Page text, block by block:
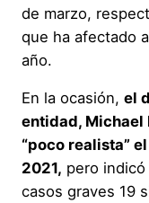
de marzo,
que ha afectado
año.
En la ocasión, el
entidad, Michael
“poco realista”
2021, pero
casos graves 19